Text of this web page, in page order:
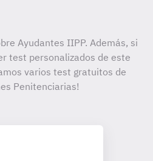
Ayudantes IIPP. Además, si
test personalizados de este
varios test gratuitos de
Penitenciarias!